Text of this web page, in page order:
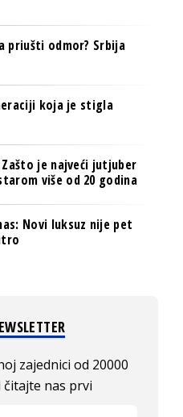
priušti odmor? Srbija
koja je stigla
je najveći jutjuber
više od 20 godina
Novi luksuz nije pet
zajednici od 20000
nas prvi